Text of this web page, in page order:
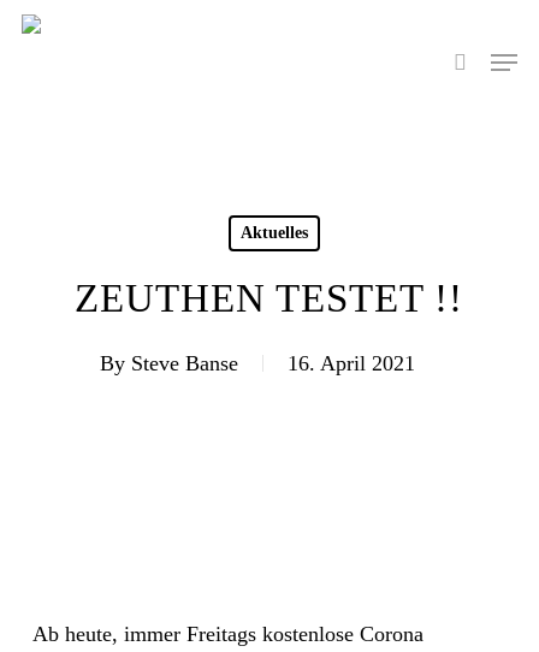
Skip
search
Menu
Aktuelles
ZEUTHEN TESTET !!
By Steve Banse 16. April 2021
Ab heute, immer Freitags kostenlose Corona